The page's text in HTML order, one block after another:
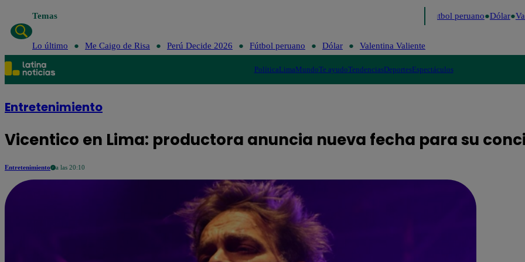
Temas Fútbol peruano Dólar
Lo último Me Caigo de Risa Perú Decide 2026 Fútbol peruano Dólar Valentina Valiente
PolíticaLimaMundoTe ayudoTendenciasDeportesEspectáculos
Entretenimiento
Vicentico en Lima: productora anuncia nueva fecha para su
Entretenimiento a las 20:10